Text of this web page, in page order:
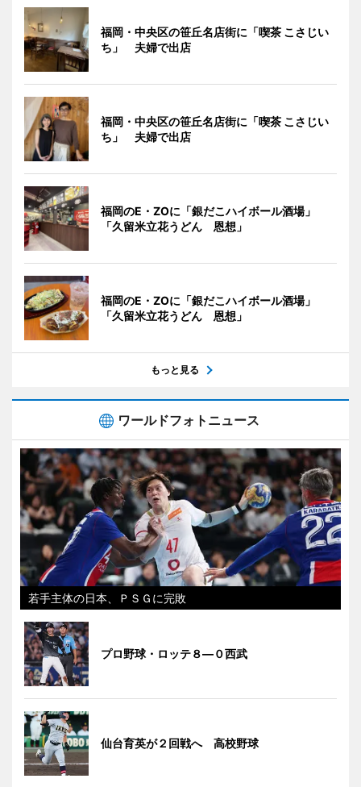
福岡・中央区の笹丘名店街に「喫茶 こさじい
ち」 夫婦で出店
福岡・中央区の笹丘名店街に「喫茶 こさじい
ち」 夫婦で出店
福岡のE・ZOに「銀だこハイボール酒場」
「久留米立花うどん 恩想」
福岡のE・ZOに「銀だこハイボール酒場」
「久留米立花うどん 恩想」
もっと見る
ワールドフォトニュース
若手主体の日本、ＰＳＧに完敗
プロ野球・ロッテ８―０西武
仙台育英が２回戦へ 高校野球